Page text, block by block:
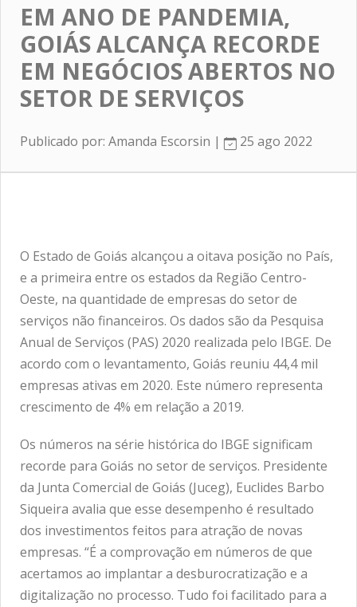
EM ANO DE PANDEMIA,
GOIÁS ALCANÇA RECORDE
EM NEGÓCIOS ABERTOS NO
SETOR DE SERVIÇOS
Publicado por: Amanda Escorsin | 25 ago 2022
O Estado de Goiás alcançou a oitava posição no País,
e a primeira entre os estados da Região Centro-
Oeste, na quantidade de empresas do setor de
serviços não financeiros. Os dados são da Pesquisa
Anual de Serviços (PAS) 2020 realizada pelo IBGE. De
acordo com o levantamento, Goiás reuniu 44,4 mil
empresas ativas em 2020. Este número representa
crescimento de 4% em relação a 2019.
Os números na série histórica do IBGE significam
recorde para Goiás no setor de serviços. Presidente
da Junta Comercial de Goiás (Juceg), Euclides Barbo
Siqueira avalia que esse desempenho é resultado
dos investimentos feitos para atração de novas
empresas. “É a comprovação em números de que
acertamos ao implantar a desburocratização e a
digitalização no processo. Tudo foi facilitado para a